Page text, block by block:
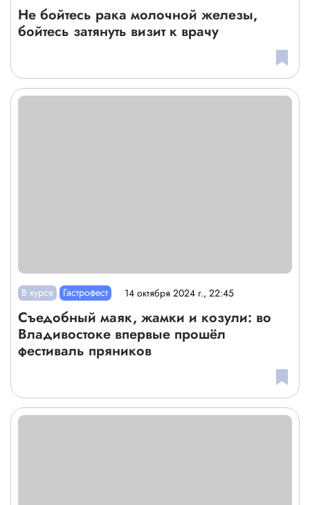
Не бойтесь рака молочной железы,
бойтесь затянуть визит к врачу
В курсе Гастрофест 14 октября 2024 г., 22:45
Съедобный маяк, жамки и козули: во
Владивостоке впервые прошёл
фестиваль пряников